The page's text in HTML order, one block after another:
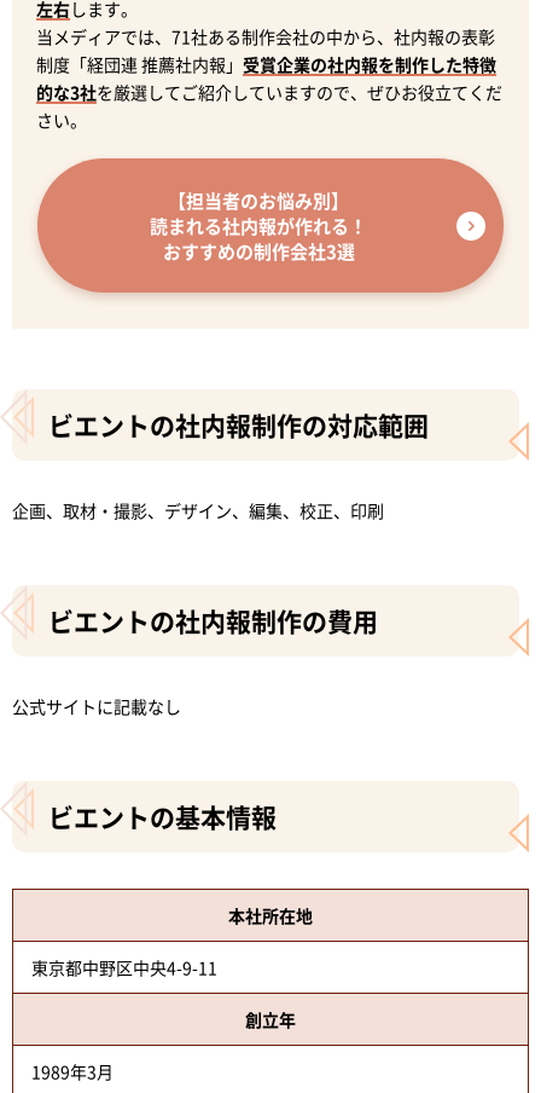
左右します。
当メディアでは、71社ある制作会社の中から、社内報の表彰
制度「経団連 推薦社内報」 受賞企業の社内報を制作した特徴
的な3社を厳選してご紹介していますので、ぜひお役立てくだ
さい。
【担当者のお悩み別】
読まれる社内報が作れる！
おすすめの制作会社3選
ビエントの社内報制作の対応範囲
企画、取材・撮影、デザイン、編集、校正、印刷
ビエントの社内報制作の費用
公式サイトに記載なし
ビエントの基本情報
本社所在地
東京都中野区中央4-9-11
創立年
1989年3月